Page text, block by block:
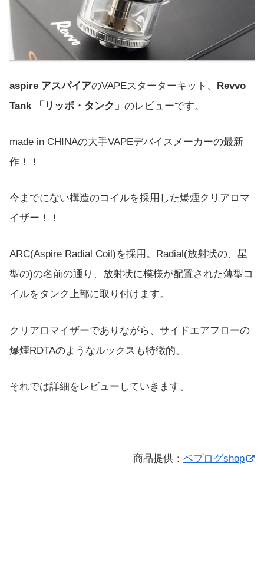
aspire アスパイアのVAPEスターターキット、 Revvo
Tank 「リッボ・タンク」 のレビューです。
made in CHINAの大手VAPEデバイスメーカーの最新
作！！
今までにない構造のコイルを採用した爆煙クリアロマ
イザー！！
ARC(Aspire Radial Coil)を採用。Radial(放射状の、星
型の)の名前の通り、放射状に模様が配置された薄型コ
イルをタンク上部に取り付けます。
クリアロマイザーでありながら、サイドエアフローの
爆煙RDTAのようなルックスも特徴的。
それでは詳細をレビューしていきます。
商品提供： ベプログshop